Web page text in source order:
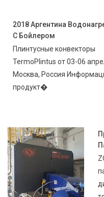
2018 Аргентина
С Бойлером
Плинтусные конвекторы
TermoPlintus от 03-06
Москва, Россия
продукт�